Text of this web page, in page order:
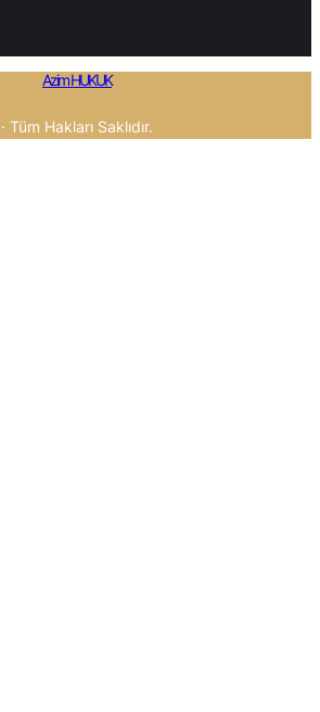
Azim HUKUK
· Tüm Hakları Saklıdır.